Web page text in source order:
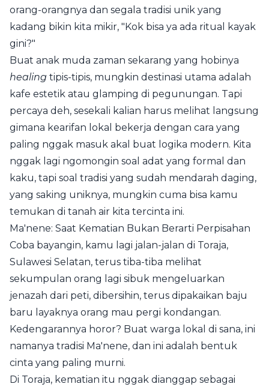
orang-orangnya dan segala tradisi unik yang
kadang bikin kita mikir, "Kok bisa ya ada ritual kayak
gini?"
Buat anak muda zaman sekarang yang hobinya
healing tipis-tipis, mungkin destinasi utama adalah
kafe estetik atau glamping di pegunungan. Tapi
percaya deh, sesekali kalian harus melihat langsung
gimana kearifan lokal bekerja dengan cara yang
paling nggak masuk akal buat logika modern. Kita
nggak lagi ngomongin soal adat yang formal dan
kaku, tapi soal tradisi yang sudah mendarah daging,
yang saking uniknya, mungkin cuma bisa kamu
temukan di tanah air kita tercinta ini.
Ma'nene: Saat Kematian Bukan Berarti Perpisahan
Coba bayangin, kamu lagi jalan-jalan di Toraja,
Sulawesi Selatan, terus tiba-tiba melihat
sekumpulan orang lagi sibuk mengeluarkan
jenazah dari peti, dibersihin, terus dipakaikan baju
baru layaknya orang mau pergi kondangan.
Kedengarannya horor? Buat warga lokal di sana, ini
namanya tradisi Ma'nene, dan ini adalah bentuk
cinta yang paling murni.
Di Toraja, kematian itu nggak dianggap sebagai